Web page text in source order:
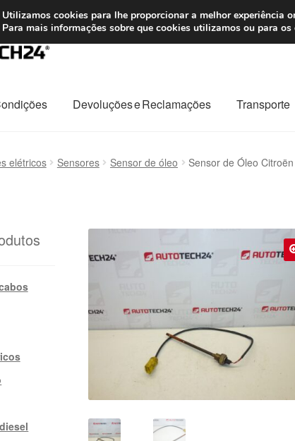
ENVIO a partir de 7 EUR
Devoluções e Reclamações Transporte
elétricos Sensores Sensor de óleo Sensor de Óleo
Utilizamos cookies para lhe proporcionar a melhor experiência
Para mais informações sobre que cookies utilizamos ou para